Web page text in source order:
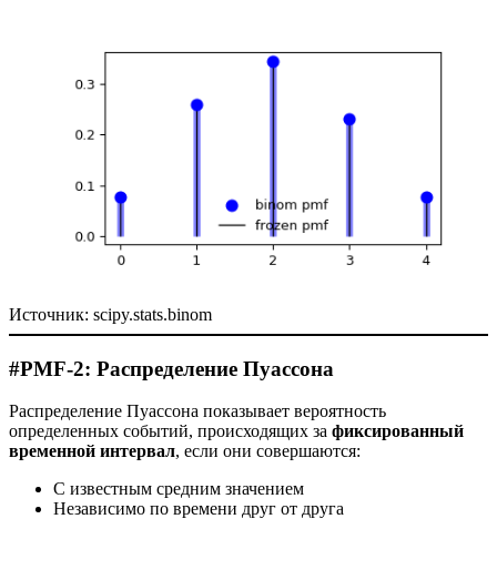
Источник: scipy.stats.binom
#PMF-2: Распределение Пуассона
Распределение Пуассона показывает вероятность
определенных событий, происходящих за фиксированный
временной интервал, если они совершаются:
С известным средним значением
Независимо по времени друг от друга